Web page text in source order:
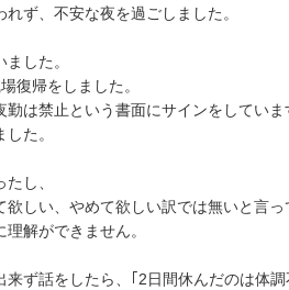
ず、不安な夜を過ごしました。
した。
復帰をしました。
は禁止という書面にサインをしていま
た。
し、
しい、やめて欲しい訳では無いと言
解ができません。
ず話をしたら、｢2日間休んだのは体